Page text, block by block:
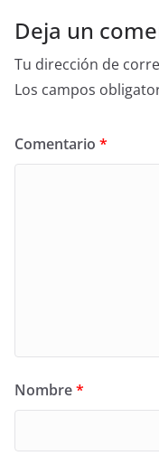
Deja un
Tu dirección de
Los campos
Comentario *
Nombre*